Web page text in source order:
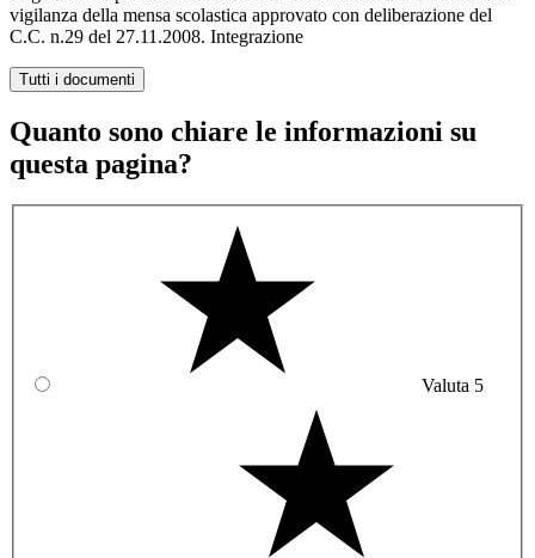
vigilanza della mensa scolastica approvato con deliberazione del
C.C. n.29 del 27.11.2008. Integrazione
Tutti i documenti
Quanto sono chiare le informazioni su
questa pagina?
Valuta 5